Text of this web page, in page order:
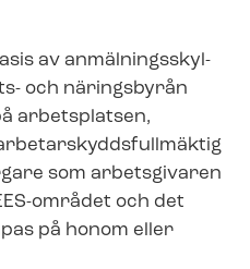
av an­mäl­nings­skyl­
och näringsbyrån
arbetsplatsen,
som arbetsgivaren
området och det
på honom eller